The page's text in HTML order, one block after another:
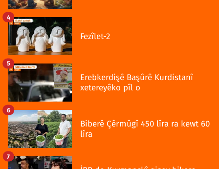
Fezîlet-2
4
Erebkerdişê Başûrê Kurdistanî
xetereyêko pîl o
5
Biberê Çêrmûgî 450 lîra ra kewt 60
lîra
6
7